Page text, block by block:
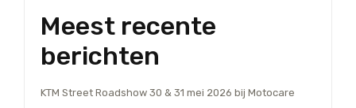
Meest recente
berichten
KTM Street Roadshow 30 & 31 mei 2026 bij Motocare